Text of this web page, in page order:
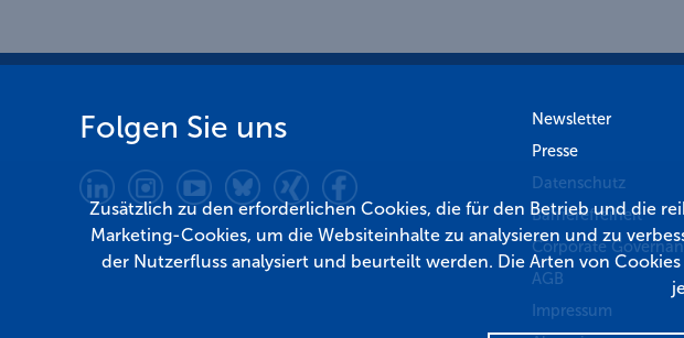
Folgen Sie uns
Newsletter
Presse
Datenschutz
Barrierefreiheit
Corporate
AGB
Impressum
Zusätzlich zu den erforderlichen Cookies, die für den Betrieb und die
Marketing-Cookies, um die Websiteinhalte zu analysieren und zu
der Nutzerfluss analysiert und beurteilt werden. Die Arten von